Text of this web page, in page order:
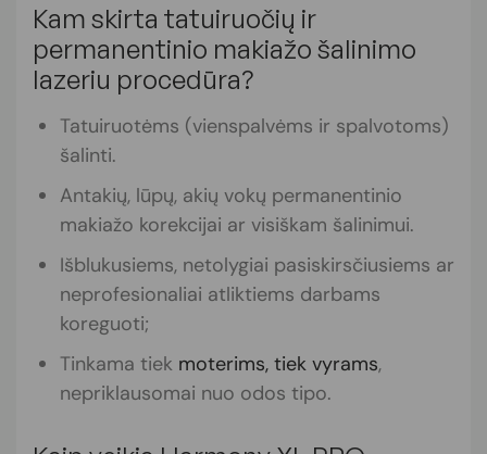
Kam skirta tatuiruočių ir
permanentinio makiažo šalinimo
lazeriu procedūra?
Tatuiruotėms (vienspalvėms ir spalvotoms)
šalinti.
Antakių, lūpų, akių vokų permanentinio
makiažo korekcijai ar visiškam šalinimui.
Išblukusiems, netolygiai pasiskirsčiusiems ar
neprofesionaliai atliktiems darbams
koreguoti;
Tinkama tiek moterims, tiek vyrams,
nepriklausomai nuo odos tipo.